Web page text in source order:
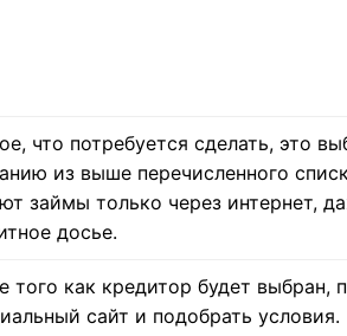
что потребуется сделать, это
из выше перечисленного
займы только через интернет,
досье.
того как кредитор будет выбран,
сайт и подобрать условия.